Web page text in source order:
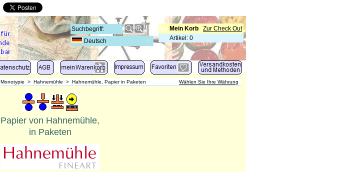
Zur Check Out
Mein Korb
Artikel : 0
Deutsch
> Hahnemühle > Hahnemühle, Papier in Paketen Wählen Sie Ihre Währung
Papier von Hahnemühle,
in Paketen